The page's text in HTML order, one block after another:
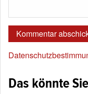
Das könnte